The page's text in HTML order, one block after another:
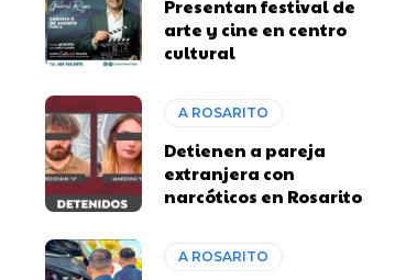
Presentan festival de
arte y cine en centro
cultural
A ROSARITO
Detienen a pareja
extranjera con
narcóticos en Rosarito
A ROSARITO